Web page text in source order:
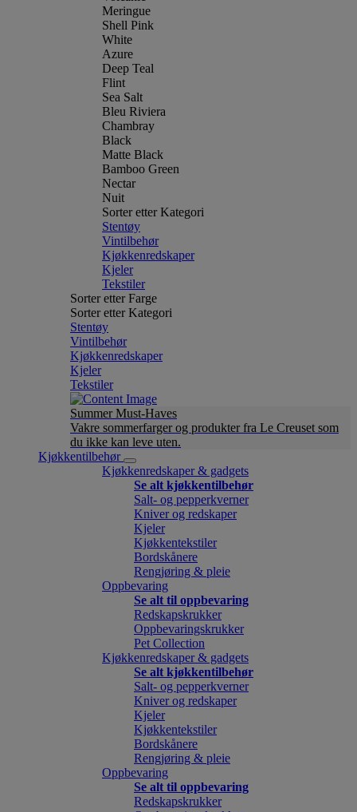
Meringue
Shell Pink
White
Azure
Deep Teal
Flint
Sea Salt
Bleu Riviera
Chambray
Black
Matte Black
Bamboo Green
Nectar
Nuit
Sorter etter Kategori
Stentøy
Vintilbehør
Kjøkkenredskaper
Kjeler
Tekstiler
Sorter etter Farge
Sorter etter Kategori
Stentøy
Vintilbehør
Kjøkkenredskaper
Kjeler
Tekstiler
Summer Must-Haves
Vakre sommerfarger og produkter fra Le Creuset som
du ikke kan leve uten.
Kjøkkentilbehør
Kjøkkenredskaper & gadgets
Se alt kjøkkentilbehør
Salt- og pepperkverner
Kniver og redskaper
Kjeler
Kjøkkentekstiler
Bordskånere
Rengjøring & pleie
Oppbevaring
Se alt til oppbevaring
Redskapskrukker
Oppbevaringskrukker
Pet Collection
Kjøkkenredskaper & gadgets
Se alt kjøkkentilbehør
Salt- og pepperkverner
Kniver og redskaper
Kjeler
Kjøkkentekstiler
Bordskånere
Rengjøring & pleie
Oppbevaring
Se alt til oppbevaring
Redskapskrukker